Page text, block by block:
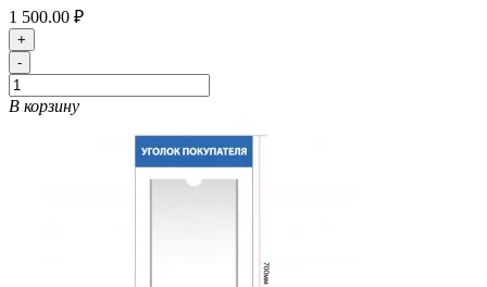
1 500.00 ₽
+
-
В корзину